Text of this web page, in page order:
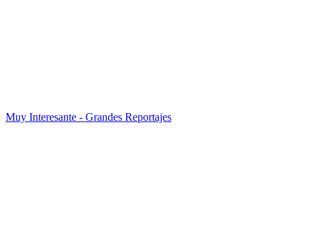
Muy Interesante - Grandes Reportajes